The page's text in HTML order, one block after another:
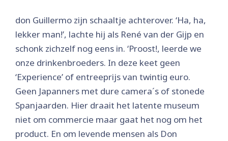
don Guillermo zijn schaaltje achterover. ‘Ha, ha,
lekker man!’, lachte hij als René van der Gijp en
schonk zichzelf nog eens in. ‘Proost!, leerde we
onze drinkenbroeders. In deze keet geen
‘Experience’ of entreeprijs van twintig euro.
Geen Japanners met dure camera´s of stonede
Spanjaarden. Hier draait het latente museum
niet om commercie maar gaat het nog om het
product. En om levende mensen als Don